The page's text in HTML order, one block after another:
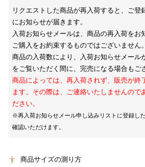
リクエストした商品が再入荷すると、ご登
にお知らせが届きます。
入荷お知らせメールは、商品の再入荷をお
ご購入をお約束するものではございません。
商品の入荷数により、入荷お知らせメール
をご覧いただく間に、完売になる場合もご
商品によっては、再入荷されず、販売が終
ます。その際は、ご連絡いたしませんので
ださい。
※再入荷お知らせメール申し込みリストに登録し
確認いただけます。
商品サイズの測り方